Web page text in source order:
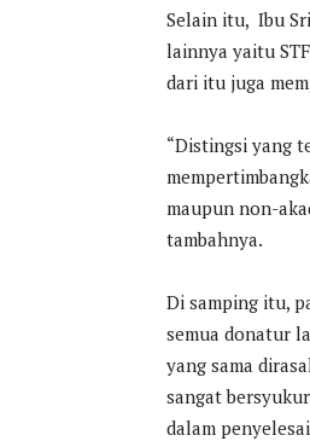
Selain itu, Ibu
lainnya yaitu
dari itu juga
“Distingsi yang
maupun non-
tambahnya.
Di samping itu,
semua donatur
yang sama
sangat
dalam